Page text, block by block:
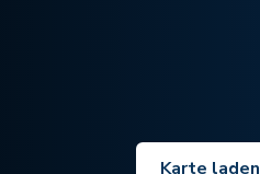
Karte laden